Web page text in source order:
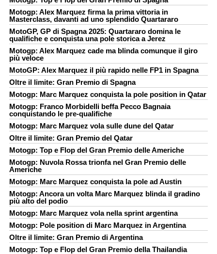
Motogp: Alex Marquez firma la prima vittoria in
Masterclass, davanti ad uno splendido Quartararo
MotoGP, GP di Spagna 2025: Quartararo domina le
qualifiche e conquista una pole storica a Jerez
Motogp: Alex Marquez cade ma blinda comunque il giro
più veloce
MotoGP: Alex Marquez il più rapido nelle FP1 in Spagna
Oltre il limite: Gran Premio di Spagna
Motogp: Marc Marquez conquista la pole position in Qatar
Motogp: Franco Morbidelli beffa Pecco Bagnaia
conquistando le pre-qualifiche
Motogp: Marc Marquez vola sulle dune del Qatar
Oltre il limite: Gran Premio del Qatar
Motogp: Top e Flop del Gran Premio delle Americhe
Motogp: Nuvola Rossa trionfa nel Gran Premio delle
Americhe
Motogp: Marc Marquez conquista la pole ad Austin
Motogp: Ancora un volta Marc Marquez blinda il gradino
più alto del podio
Motogp: Marc Marquez vola nella sprint argentina
Motogp: Pole position di Marc Marquez in Argentina
Oltre il limite: Gran Premio di Argentina
Motogp: Top e Flop del Gran Premio della Thailandia